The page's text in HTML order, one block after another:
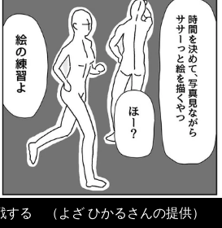
する （よざ ひかるさんの提供）